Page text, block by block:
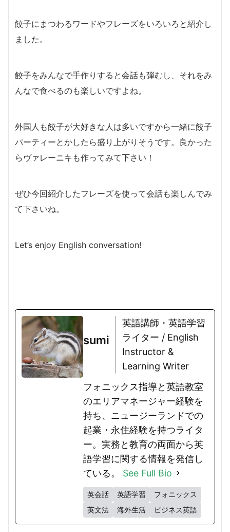
餃子にまつわるワードやフレーズをいろいろと紹介し
ました。
餃子をみんなで手作りすると会話も弾むし、それをみ
んなで食べるのも楽しいですよね。
外国人も餃子が大好きな人は多いですから一緒に餃子
パーティーとかしたら盛り上がりそうです。良かった
らヴァレーニキも作ってみて下さい！
ぜひ今回紹介したフレーズを使って会話も楽しんでみ
て下さいね。
Let’s enjoy English conversation!
sumi
英語講師・英語学習
ライター / English
Instructor &
Learning Writer
フォニックス指導と英語教室
のエリアマネージャー経験を
持ち、ニュージーランドでの
起業・永住経験を持つライタ
ー。実務と教育の両面から英
語学習に関する情報を発信し
ている。 See Full Bio
英会話 英語学習
フォニックス
英文法
海外生活 ビジネス英語